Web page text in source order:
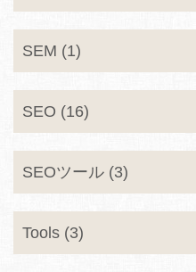
SEM (1)
SEO (16)
SEOツール (3)
Tools (3)